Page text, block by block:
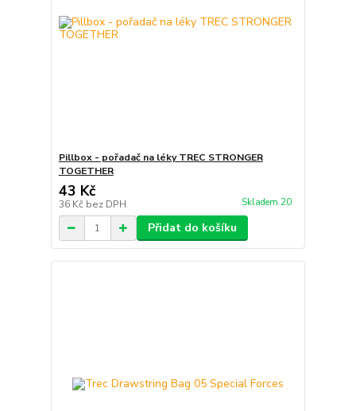
Pillbox - pořadač na léky TREC STRONGER
TOGETHER
43 Kč
36 Kč bez DPH Skladem 20
Přidat do košíku